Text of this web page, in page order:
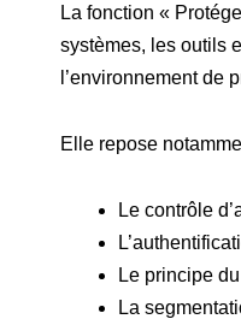
La fonction «
systèmes, les outils
l’environnement de
Elle repose
Le contrôle
Le principe
La